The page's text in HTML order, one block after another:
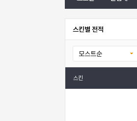
스킨별 전적
모스트순
스킨